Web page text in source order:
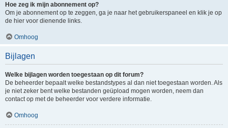
Hoe zeg ik mijn abonnement op?
Om je abonnement op te zeggen, ga je naar het gebruikerspaneel en klik je op
de hier voor dienende links.
Omhoog
Bijlagen
Welke bijlagen worden toegestaan op dit forum?
De beheerder bepaalt welke bestandstypes al dan niet toegestaan worden. Als
je niet zeker bent welke bestanden geüpload mogen worden, neem dan
contact op met de beheerder voor verdere informatie.
Omhoog